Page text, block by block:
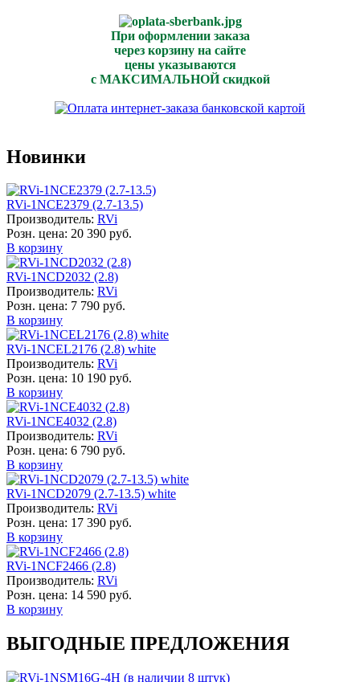
При оформлении заказа
через корзину на сайте
цены указываются
с МАКСИМАЛЬНОЙ скидкой
Новинки
RVi-1NCE2379 (2.7-13.5)
Производитель: RVi
Розн. цена: 20 390 руб.
В корзину
RVi-1NCD2032 (2.8)
Производитель: RVi
Розн. цена: 7 790 руб.
В корзину
RVi-1NCEL2176 (2.8) white
Производитель: RVi
Розн. цена: 10 190 руб.
В корзину
RVi-1NCE4032 (2.8)
Производитель: RVi
Розн. цена: 6 790 руб.
В корзину
RVi-1NCD2079 (2.7-13.5) white
Производитель: RVi
Розн. цена: 17 390 руб.
В корзину
RVi-1NCF2466 (2.8)
Производитель: RVi
Розн. цена: 14 590 руб.
В корзину
ВЫГОДНЫЕ ПРЕДЛОЖЕНИЯ